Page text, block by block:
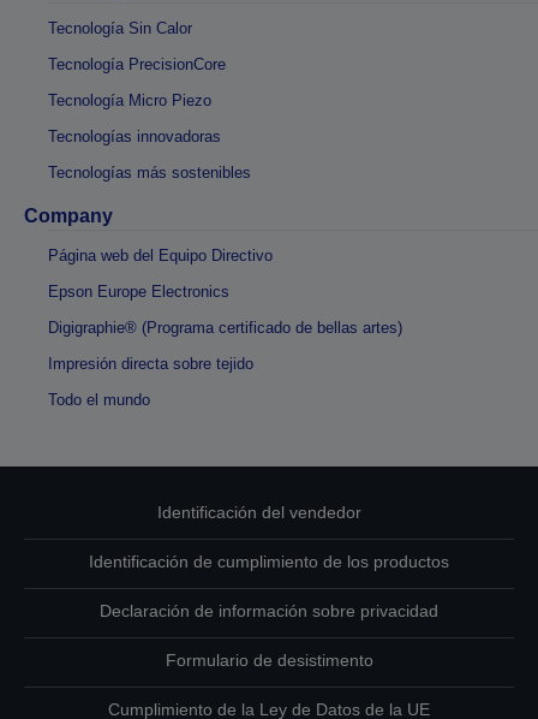
Tecnología Sin Calor
Tecnología PrecisionCore
Tecnología Micro Piezo
Tecnologías innovadoras
Tecnologías más sostenibles
Company
Página web del Equipo Directivo
Epson Europe Electronics
Digigraphie® (Programa certificado de bellas artes)
Impresión directa sobre tejido
Todo el mundo
Identificación del vendedor
Identificación de cumplimiento de los productos
Declaración de información sobre privacidad
Formulario de desistimento
Cumplimiento de la Ley de Datos de la UE